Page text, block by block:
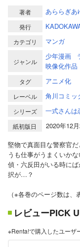
著者 あららぎあ
発行
カテゴリ マンガ
ジャンル
少年漫画
映像化作品
タグ アニメ化
レーベル 角川コミッ
シリーズ 一式さんは
紙初版日
2020年12
堅物で真面目な警察官
うも仕事がうまくいか
偵・六反田がいる時に
択が…？
（※各巻のページ数は、
レビューPICK
※Renta!で購入したユーザ